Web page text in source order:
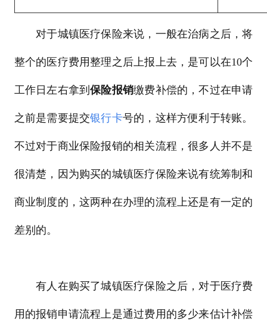
对于城镇医疗保险来说，一般在治病之后，将
整个的医疗费用整理之后上报上去，是可以在10个
工作日左右拿到保险报销缴费补偿的，不过在申请
之前是需要提交银行卡号的，这样方便利于转账。
不过对于商业保险报销的相关流程，很多人并不是
很清楚，因为购买的城镇医疗保险来说有统筹制和
商业制度的，这两种在办理的流程上还是有一定的
差别的。
有人在购买了城镇医疗保险之后，对于医疗费
用的报销申请流程上是通过费用的多少来估计补偿